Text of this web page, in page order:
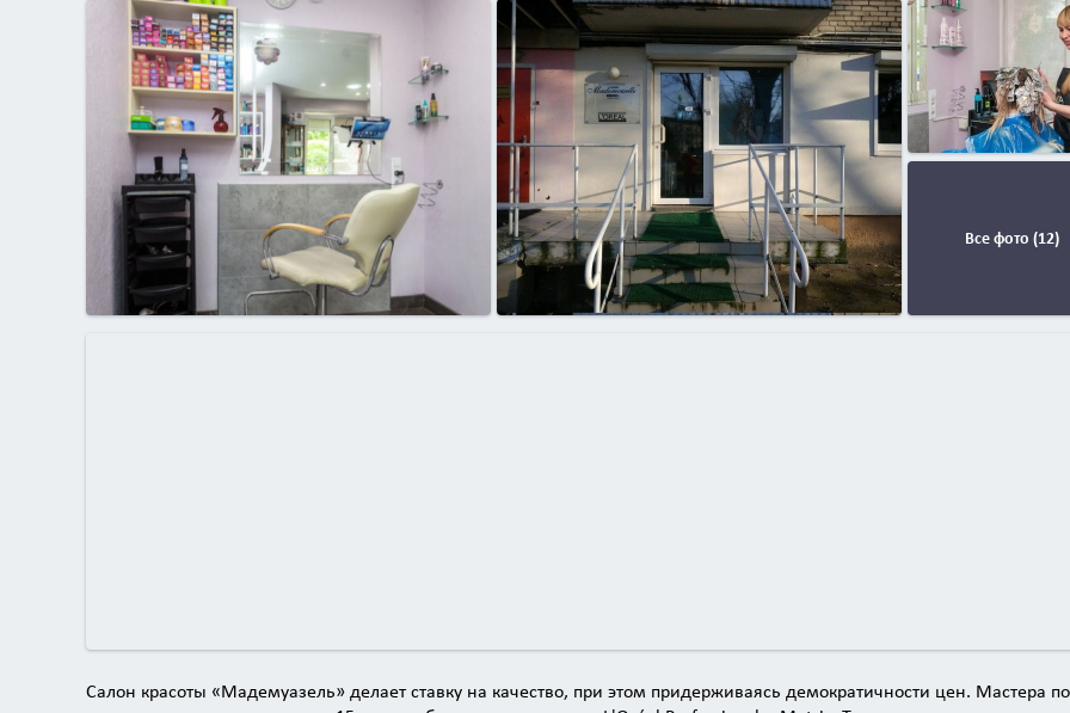
Все фото (12)
Салон красоты «Мадемуазель» делает ставку на качество, при этом придерживаясь демократичности цен. Мастера по